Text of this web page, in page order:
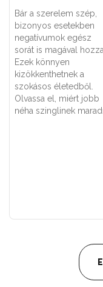
Bár a szerelem szép,
bizonyos esetekben
negatívumok egész
sorát is magával
Ezek könnyen
kizökkenthetnek a
szokásos életedből.
Olvassa el, miért jobb
néha szinglinek